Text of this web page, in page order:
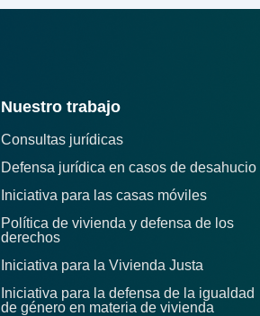
Nuestro trabajo
Consultas jurídicas
Defensa jurídica en casos de desahucio
Iniciativa para las casas móviles
Política de vivienda y defensa de los
derechos
Iniciativa para la Vivienda Justa
Iniciativa para la defensa de la igualdad
de género en materia de vivienda